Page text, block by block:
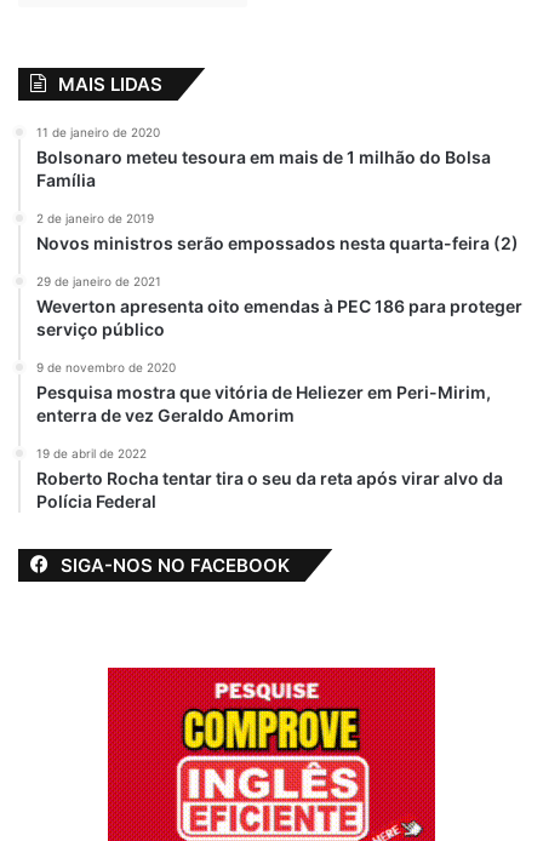
MAIS LIDAS
11 de janeiro de 2020
Bolsonaro meteu tesoura em mais de 1 milhão do Bolsa
Família
2 de janeiro de 2019
Novos ministros serão empossados nesta quarta-feira (2)
29 de janeiro de 2021
Weverton apresenta oito emendas à PEC 186 para proteger
serviço público
9 de novembro de 2020
Pesquisa mostra que vitória de Heliezer em Peri-Mirim,
enterra de vez Geraldo Amorim
19 de abril de 2022
Roberto Rocha tentar tira o seu da reta após virar alvo da
Polícia Federal
SIGA-NOS NO FACEBOOK